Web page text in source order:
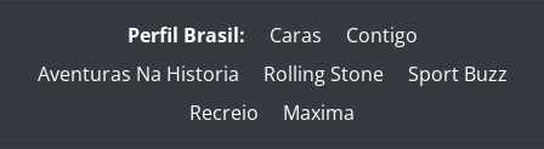
Perfil Brasil: Caras
Contigo
Aventuras Na Historia
Rolling Stone
Sport Buzz
Recreio
Maxima